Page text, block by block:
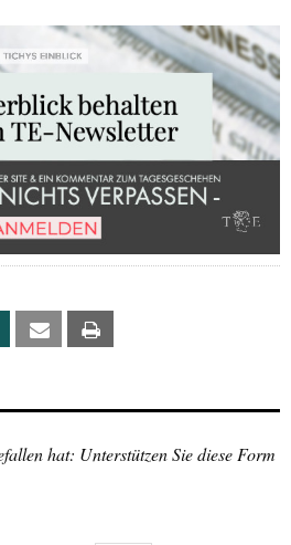
Xing Email
hat: Unterstützen Sie diese Form